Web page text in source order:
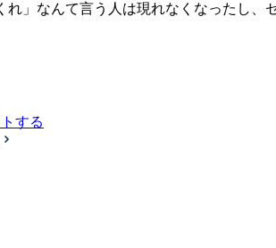
れ」なんて言う人は現れなくなったし
する